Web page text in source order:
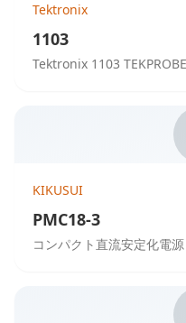
Tektronix
1103
Tektronix 1103
KIKUSUI
PMC18-3
コンパクト直流安定化電